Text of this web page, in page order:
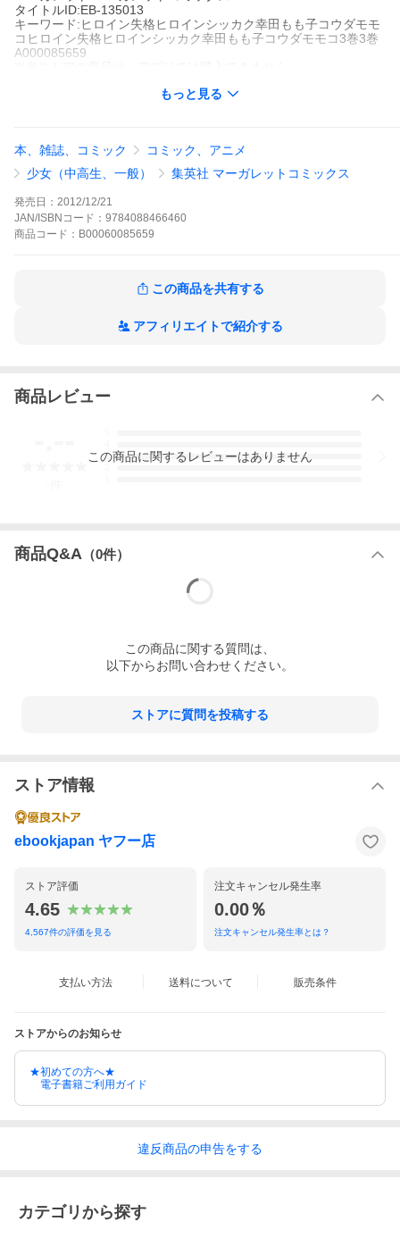
タイトルID:EB-135013
キーワード:ヒロイン失格ヒロインシッカク幸田もも子コウダモモ
コヒロイン失格ヒロインシッカク幸田もも子コウダモモコ3巻3巻
A000085659
恋敵・安達さんを見習って、はとりは“王道ヒロイン”を目指すこと
に!ところが、弘光の従妹・萌の登場で計画はあっさり頓挫。いつ
の間にやら「邪道ヒロイン」の道をまっしぐら…!?はとりの迷走
はまだまだ続く…。【収録作品】番外編ヒロイン合格
ヒロイン失格の作品をもっと見る
もっと見る
本、雑誌、コミック
コミック、アニメ
少女（中高生、一般）
集英社 マーガレットコミックス
発売日： 2012/12/21
JAN/ISBNコード： 9784088466460
商品 コード： B00060085659
この商品を共有する
アフィリエイトで紹介する
商品レビュー
3
この商品に関するレビューはありません
商品Q&A （0件）
この商品に関する質問は、
以下からお問い合わせください。
ストアに質問を投稿する
ストア情報
ebookjapan ヤフー店
ストア評価
4.65
4,567件の評価を見る
注文キャンセル発生率
0.00％
注文キャンセル発生率とは？
支払い方法 送料について 販売条件
ストアからのお知らせ
★初めての方へ★
電子書籍ご利用ガイド
違反商品の申告をする
カテゴリから探す